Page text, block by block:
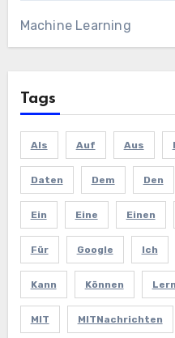
Machine Learning
Tags
Als Auf Aus
Daten Dem Den
Ein Eine Einen
Für Google Ich
Kann Können
MIT MITNachrichten